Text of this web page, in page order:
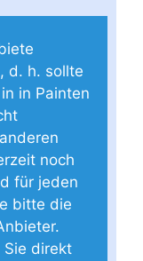
d. h. sollte
in Painten
noch
für jeden
bitte die
Sie direkt